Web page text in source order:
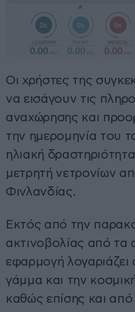
Οι χρήστες της
να εισάγουν τις
αναχώρησης και
την ημερομηνία του
ηλιακή
μετρητή νετρονίων
Φινλανδίας.
Εκτός από την
ακτινοβολίας από τα
εφαρμογή λογαριάζει
γάμμα και την
καθώς επίσης και από